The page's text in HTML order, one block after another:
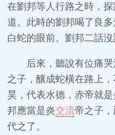
在劉邦等人行路之時，
道。此時的劉邦喝了良
白蛇的眼前。劉邦二話
后來，聽說有位痛
之子，釀成蛇橫在路上
昊，代表水德，赤帝就
邦應當是炎交流帝之子
代之了。